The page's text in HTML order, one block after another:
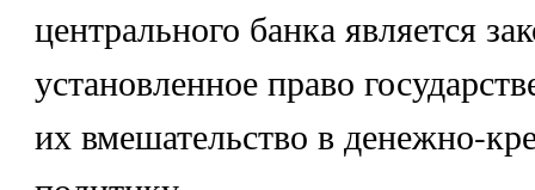
центрального банка является
установленное право
их вмешательство в денежно-